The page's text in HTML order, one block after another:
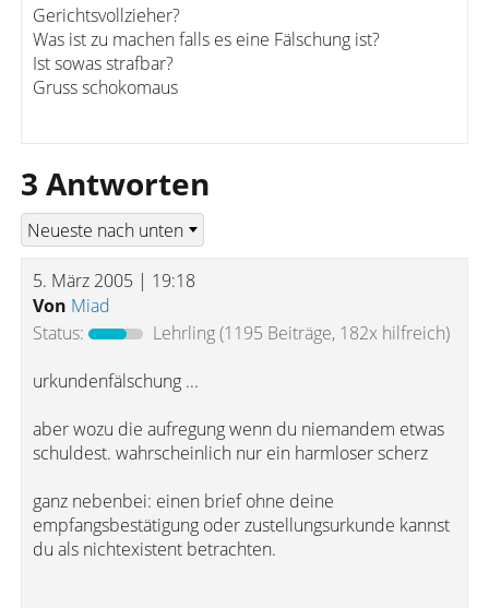
Gerichtsvollzieher?
Was ist zu machen falls es eine Fälschung ist?
Ist sowas strafbar?
Gruss schokomaus
3 Antworten
5. März 2005 | 19:18
Von Miad
Status:
Lehrling(1195 Beiträge, 182x hilfreich)
urkundenfälschung ...
aber wozu die aufregung wenn du niemandem etwas
schuldest. wahrscheinlich nur ein harmloser scherz
ganz nebenbei: einen brief ohne deine
empfangsbestätigung oder zustellungsurkunde kannst
du als nichtexistent betrachten.